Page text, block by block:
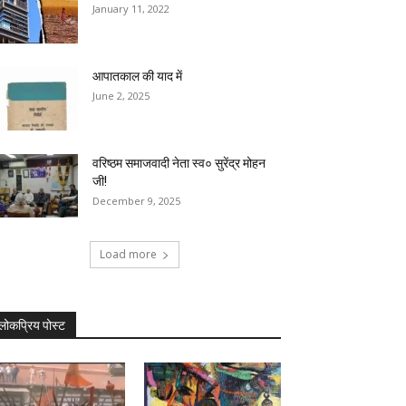
January 11, 2022
आपातकाल की याद में
June 2, 2025
वरिष्ठम समाजवादी नेता स्व० सुरेंद्र मोहन
जी!
December 9, 2025
Load more
पोस्ट